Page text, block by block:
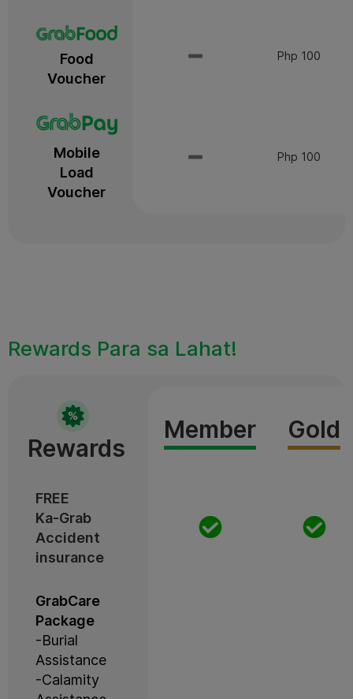
Food
Voucher
Php 100
Mobile
Load
Voucher
Php 100
Rewards Para sa Lahat!
Rewards
Member Gold
FREE
Ka-Grab
Accident
insurance
GrabCare
Package
-Burial
Assistance
-Calamity